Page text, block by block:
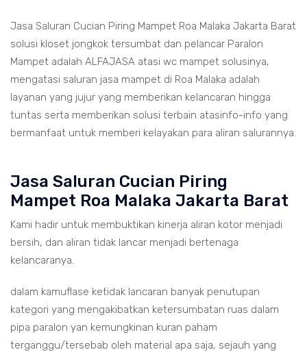
Jasa Saluran Cucian Piring Mampet Roa Malaka Jakarta Barat
solusi kloset jongkok tersumbat dan pelancar Paralon
Mampet adalah ALFAJASA atasi wc mampet solusinya,
mengatasi saluran jasa mampet di Roa Malaka adalah
layanan yang jujur yang memberikan kelancaran hingga
tuntas serta memberikan solusi terbain atasinfo-info yang
bermanfaat untuk memberi kelayakan para aliran salurannya.
Jasa Saluran Cucian Piring
Mampet Roa Malaka Jakarta Barat
Kami hadir untuk membuktikan kinerja aliran kotor menjadi
bersih, dan aliran tidak lancar menjadi bertenaga
kelancaranya.
dalam kamuflase ketidak lancaran banyak penutupan
kategori yang mengakibatkan ketersumbatan ruas dalam
pipa paralon yan kemungkinan kuran paham
terganggu/tersebab oleh material apa saja, sejauh yang